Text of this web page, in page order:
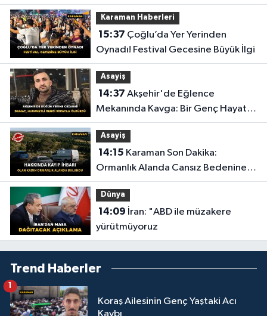
Buluştular
Karaman Haberleri
15:37
Oynadı! Festival Gecesine Büyük İlgi
Asayiş
14:37
Mekanında Kavga: Bir Genç Hayatını
Kaybetti
Asayiş
14:15
Ormanlık Alanda Cansız Bedenine
Ulaşıldı
Dünya
14:09
yürütmüyoruz
Trend Haberler
Koraş Ailesinin Genç Yaştaki Acı
1